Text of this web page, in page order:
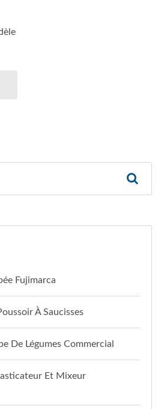
Fujimarca
À Saucisses
De Légumes Commercial
Et Mixeur